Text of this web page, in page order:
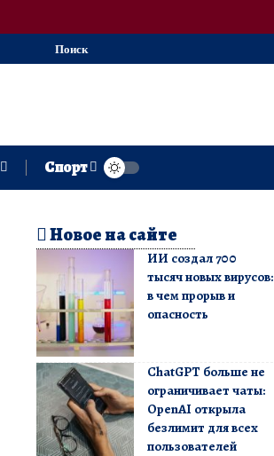
Поиск
Спорт
Новое на сайте
ИИ создал 700
тысяч новых вирусов:
в чем прорыв и
опасность
ChatGPT больше не
ограничивает чаты:
OpenAI открыла
безлимит для всех
пользователей